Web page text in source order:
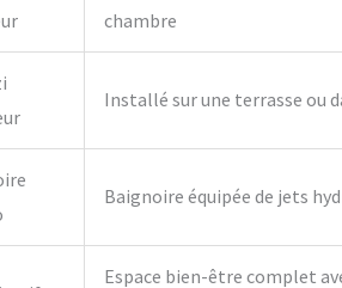
chambre
Installé sur une terrasse ou
Baignoire équipée de jets
Espace bien-être complet